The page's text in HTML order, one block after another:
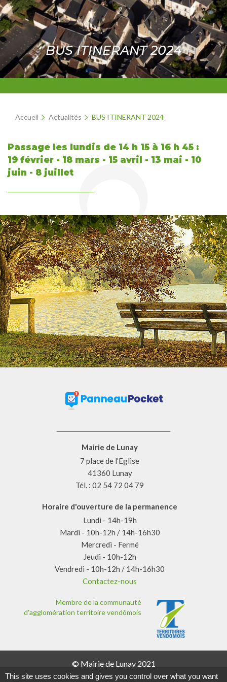
BUS ITINERANT 2024
Accueil Actualités BUS ITINERANT 2024
Passage les lundis de 14 h 15 à 16 h 45 :
19 février - 18 mars - 15 avril - 13 mai - 10
juin - 8 juillet
Mairie de Lunay
7 place de l’Eglise
41360 Lunay
Tél. : 02 54 72 04 79
Horaire d'ouverture de la permanence
Lundi - 14h-19h
Mardi - 10h-12h / 14h-16h30
Mercredi - Fermé
Jeudi - 10h-12h
Vendredi - 10h-12h / 14h-16h30
Contactez-nous
Membre de la communauté
d'agglomération territoire vendômois
© Mairie de Lunay 2021
Mentions légales
This site uses cookies and gives you control over what you want